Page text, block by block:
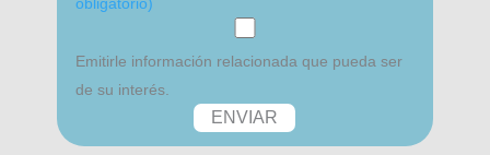
Emitirle información relacionada que pueda ser
de su interés.